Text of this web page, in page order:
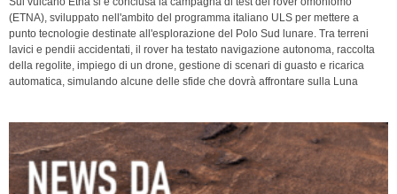
(ETNA), sviluppato nell'ambito del programma italiano ULS per mettere a
punto tecnologie destinate all'esplorazione del Polo Sud lunare. Tra terreni
lavici e pendii accidentati, il rover ha testato navigazione autonoma, raccolta
della regolite, impiego di un drone, gestione di scenari di guasto e ricarica
automatica, simulando alcune delle sfide che dovrà affrontare sulla Luna